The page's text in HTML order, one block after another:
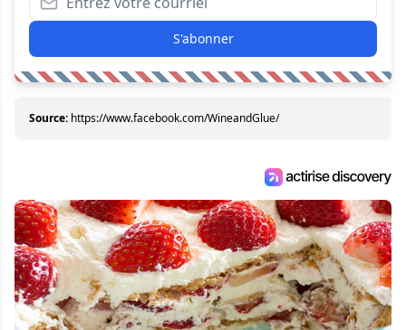
S'abonner
Source: https://www.facebook.com/WineandGlue/